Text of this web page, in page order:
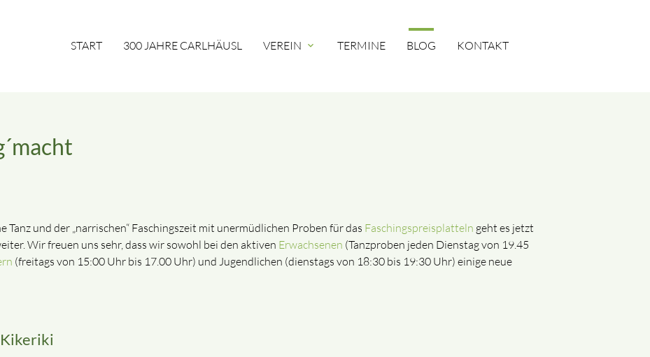
START 300 JAHRE CARLHÄUSL VEREIN expand_more TERMINE BLOG KONTAKT
Tanz und der „narrischen“ Faschingszeit mit unermüdlichen Proben für das Faschingspreisplatteln geht es jetzt
Wir freuen uns sehr, dass wir sowohl bei den aktiven Erwachsenen (Tanzproben jeden Dienstag von 19.45
(freitags von 15:00 Uhr bis 17.00 Uhr) und Jugendlichen (dienstags von 18:30 bis 19:30 Uhr) einige neue
Kikeriki